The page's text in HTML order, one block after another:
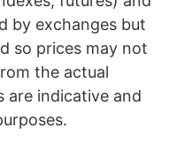
by exchanges but
so prices may not
the actual
are indicative and